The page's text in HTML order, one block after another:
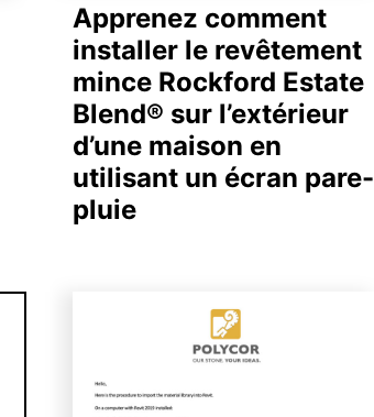
Apprenez comment
installer le revêtement
mince Rockford Estate
Blend® sur l’extérieur
d’une maison en
utilisant un écran pare-
pluie